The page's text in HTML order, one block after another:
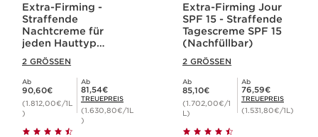
Extra-Firming -
Straffende
Nachtcreme für
jeden Hauttyp
(nachfüllbar)
2 GRÖSSEN
Ab
Aktueller Preis 90,60€
90,60€
(1.812,00€/1L
)
Ab
Mitgliederpreis 81,54€
81,54€
TREUEPREIS
(1.630,80€/1L
)
Extra-Firming Jour
SPF 15 - Straffende
Tagescreme SPF 15
(Nachfüllbar)
2 GRÖSSEN
Ab
Aktueller Preis 85,10€
85,10€
(1.702,00€/1
L)
Ab
Mitgliederpreis 76,59€
76,59€
TREUEPREIS
(1.531,80€/1L)